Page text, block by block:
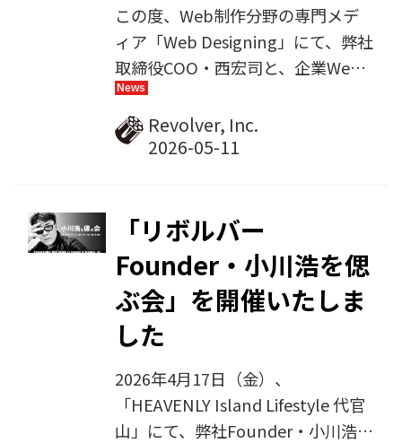
この度、Web制作分野の専門メデ
ィア「Web Designing」にて、弊社
取締役COO・西宏司と、企業Web
サイトの制作・運用支援を数多く手
がける株式会社コンセントとのタイ
アップ対談記事が公開されました。
Revolver, Inc.
「リボルバー
Founder・小川浩を偲
ぶ会」を開催いたしま
した
2026年4月17日（金）、
「HEAVENLY Island Lifestyle 代官
山」にて、弊社Founder・小川浩を